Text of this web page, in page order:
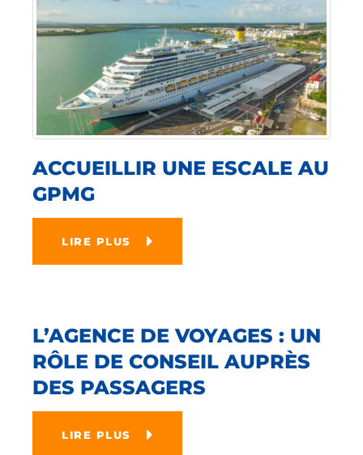
ACCUEILLIR UNE ESCALE AU
GPMG
LIRE PLUS
L’AGENCE DE VOYAGES : UN
RÔLE DE CONSEIL AUPRÈS
DES PASSAGERS
LIRE PLUS